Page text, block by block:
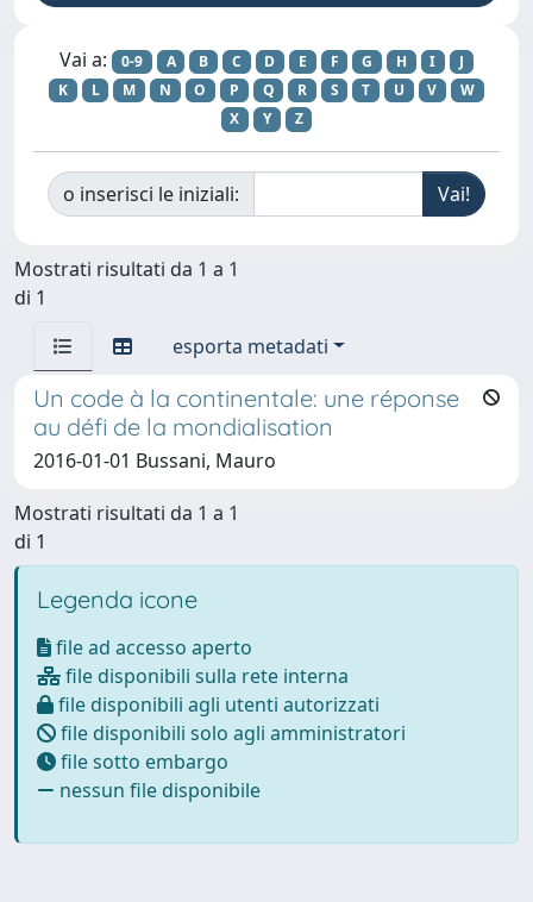
Vai a: 0-9 A B C D E F G H I
J
K
L M N O P Q R S T U V
W
X
Y Z
o inserisci le iniziali:
Mostrati risultati da 1 a 1
di 1
esporta metadati
Un code à la continentale: une réponse
au défi de la mondialisation
2016-01-01 Bussani, Mauro
Mostrati risultati da 1 a 1
di 1
Legenda icone
file ad accesso aperto
file disponibili sulla rete interna
file disponibili agli utenti autorizzati
file disponibili solo agli amministratori
file sotto embargo
nessun file disponibile